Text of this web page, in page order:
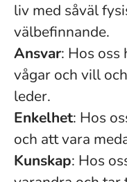
liv med såväl
välbefinnande.
Ansvar: Hos oss
vågar och vill
leder.
Enkelhet: Hos
och att vara
Kunskap: Hos